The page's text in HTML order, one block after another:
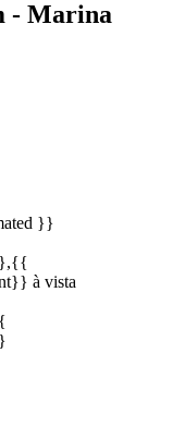
- Marina
}}
,{{
à vista